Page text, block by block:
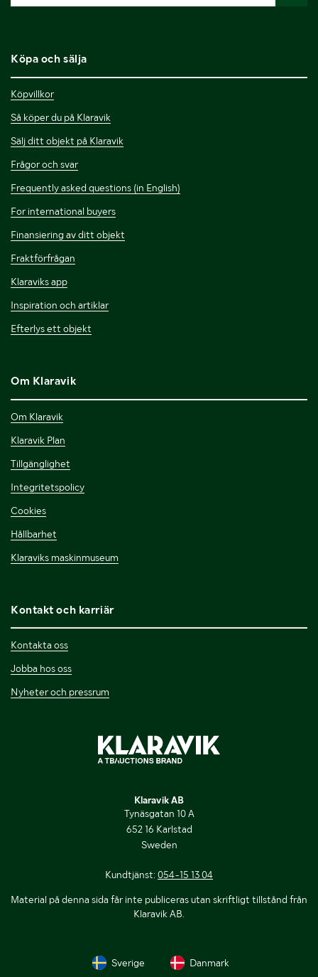
Köpa och sälja
Köpvillkor
Så köper du på Klaravik
Sälj ditt objekt på Klaravik
Frågor och svar
Frequently asked questions (in English)
For international buyers
Finansiering av ditt objekt
Fraktförfrågan
Klaraviks app
Inspiration och artiklar
Efterlys ett objekt
Om Klaravik
Om Klaravik
Klaravik Plan
Tillgänglighet
Integritetspolicy
Cookies
Hållbarhet
Klaraviks maskinmuseum
Kontakt och karriär
Kontakta oss
Jobba hos oss
Nyheter och pressrum
Klaravik AB
Tynäsgatan 10 A
652 16 Karlstad
Sweden
Kundtjänst: 054-15 13 04
Material på denna sida får inte publiceras utan skriftligt tillstånd från
Klaravik AB.
Sverige Danmark